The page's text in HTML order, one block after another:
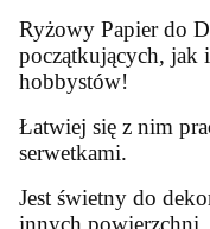
Ryżowy Papier do
początkujących, jak
hobbystów!
Łatwiej się z nim
serwetkami.
Jest świetny do
innych